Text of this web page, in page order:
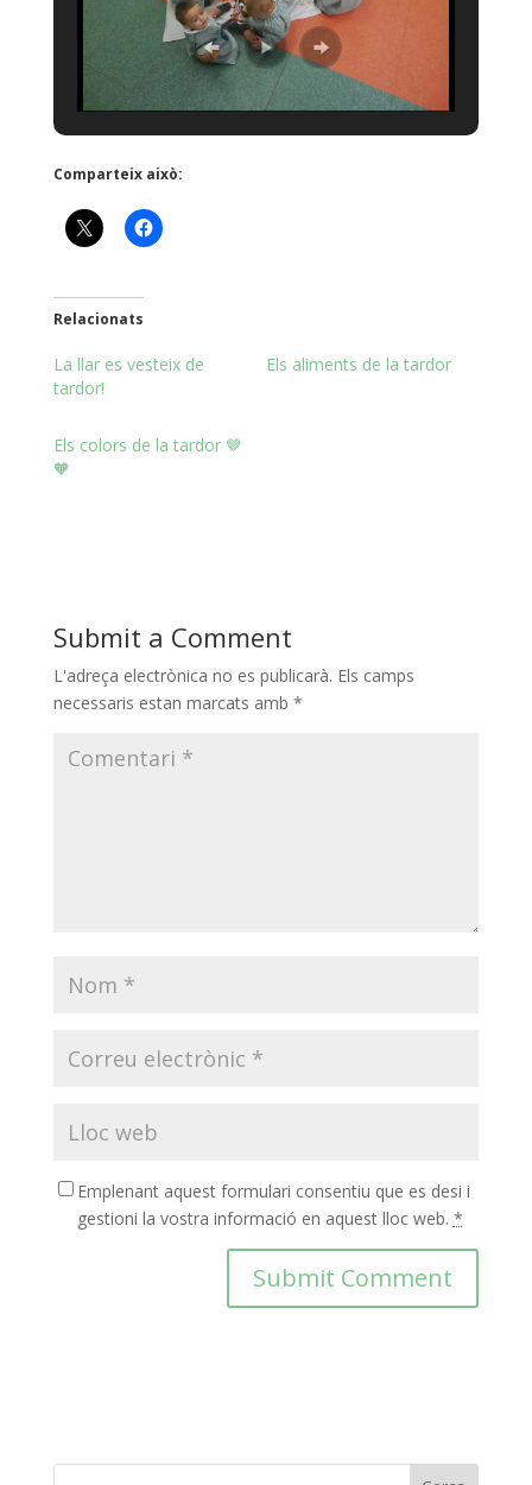
Comparteix això:
Relacionats
La llar es vesteix de
tardor!
Els aliments de la tardor
Els colors de la tardor 🤎
🧡
Submit a Comment
L'adreça electrònica no es publicarà. Els camps
necessaris estan marcats amb *
Emplenant aquest formulari consentiu que es desi i
gestioni la vostra informació en aquest lloc web. *